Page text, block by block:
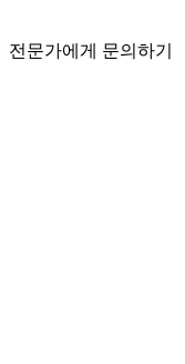
전문가에게 문의하기